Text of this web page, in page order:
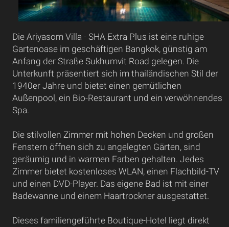
Die Ariyasom Villa - SHA Extra Plus ist eine ruhige
Gartenoase im geschäftigen Bangkok, günstig am
Anfang der Straße Sukhumvit Road gelegen. Die
Unterkunft präsentiert sich im thailändischen Stil der
1940er Jahre und bietet einen gemütlichen
Außenpool, ein Bio-Restaurant und ein verwöhnendes
Spa.
Die stilvollen Zimmer mit hohen Decken und großen
Fenstern öffnen sich zu angelegten Gärten, sind
geräumig und in warmen Farben gehalten. Jedes
Zimmer bietet kostenloses WLAN, einen Flachbild-TV
und einen DVD-Player. Das eigene Bad ist mit einer
Badewanne und einem Haartrockner ausgestattet.
Dieses familiengeführte Boutique-Hotel liegt direkt